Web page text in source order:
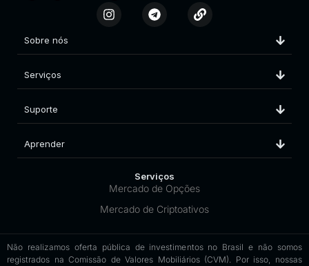
Sobre nós
Serviços
Suporte
Aprender
Serviços
Mercado de Opções
Mercado de Criptoativos
Não realizamos oferta pública de investimentos no Brasil e não somos
registrados na Comissão de Valores Mobiliários (CVM). Por isso, nossas